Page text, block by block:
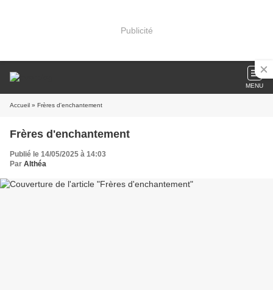
Publicité
MENU
Accueil » Frères d'enchantement
Frères d'enchantement
Publié le 14/05/2025 à 14:03
Par Althéa